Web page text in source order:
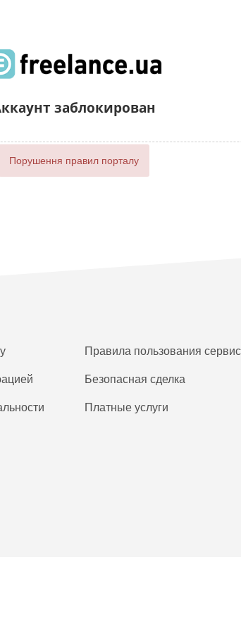
заблокирован
Порушення правил порталу
Правила пользования
Безопасная сделка
Платные услуги